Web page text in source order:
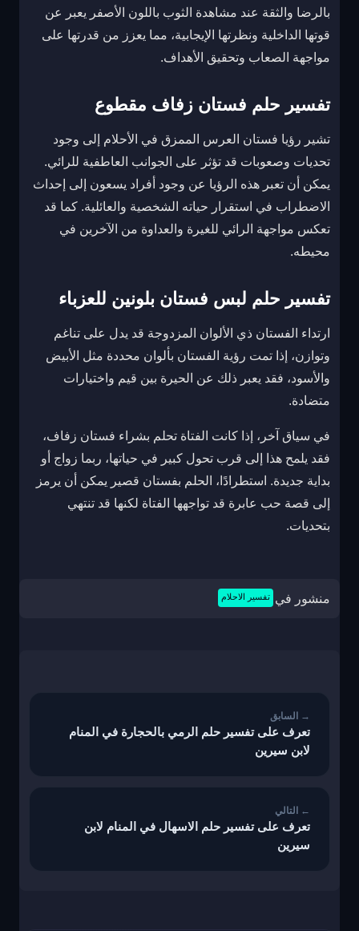
بالرضا والثقة عند مشاهدة الثوب باللون الأصفر يعبر عن
قوتها الداخلية ونظرتها الإيجابية، مما يعزز من قدرتها على
مواجهة الصعاب وتحقيق الأهداف.
تفسير حلم فستان زفاف مقطوع
تشير رؤيا فستان العرس الممزق في الأحلام إلى وجود
تحديات وصعوبات قد تؤثر على الجوانب العاطفية للرائي.
يمكن أن تعبر هذه الرؤيا عن وجود أفراد يسعون إلى إحداث
الاضطراب في استقرار حياته الشخصية والعائلية. كما قد
تعكس مواجهة الرائي للغيرة والعداوة من الآخرين في
محيطه.
تفسير حلم لبس فستان بلونين للعزباء
ارتداء الفستان ذي الألوان المزدوجة قد يدل على تناغم
وتوازن، إذا تمت رؤية الفستان بألوان محددة مثل الأبيض
والأسود، فقد يعبر ذلك عن الحيرة بين قيم واختيارات
متضادة.
في سياق آخر، إذا كانت الفتاة تحلم بشراء فستان زفاف،
فقد يلمح هذا إلى قرب تحول كبير في حياتها، ربما زواج أو
بداية جديدة. استطرادًا، الحلم بفستان قصير يمكن أن يرمز
إلى قصة حب عابرة قد تواجهها الفتاة لكنها قد تنتهي
بتحديات.
منشور في تفسير الاحلام
تعرف على تفسير حلم الرمي بالحجارة في المنام
لابن سيرين
تعرف على تفسير حلم الاسهال في المنام لابن
سيرين